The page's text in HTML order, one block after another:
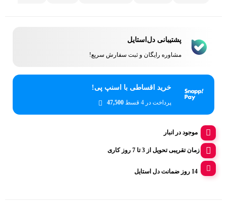
پشتیبانی دل‌استایل
مشاوره رایگان و ثبت سفارش سریع!
خرید اقساطی با اسنپ پی!
پرداخت در 4 قسط 47,500
موجود در انبار
زمان تقریبی تحویل از 3 تا 7 روز کاری
14 روز ضمانت دل استایل